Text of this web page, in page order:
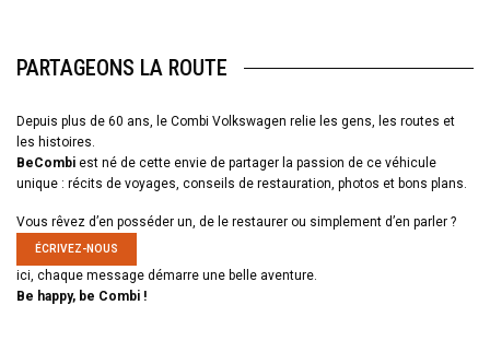
PARTAGEONS LA ROUTE
Depuis plus de 60 ans, le Combi Volkswagen relie les gens, les routes et
les histoires.
BeCombi est né de cette envie de partager la passion de ce véhicule
unique : récits de voyages, conseils de restauration, photos et bons plans.
Vous rêvez d’en posséder un, de le restaurer ou simplement d’en parler ?
ÉCRIVEZ-NOUS
ici, chaque message démarre une belle aventure.
Be happy, be Combi !